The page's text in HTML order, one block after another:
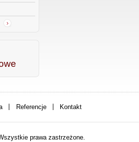
Referencje Kontakt
prawa zastrzeżone.